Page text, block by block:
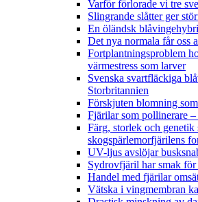
Varför förlorade vi tre
Slingrande slåtter ger
En öländsk
Det nya normala får oss
Fortplantningsproblem
värmestress som larver
Svenska svartfläckiga
Storbritannien
Förskjuten blomning
Fjärilar som pollinerare –
Färg, storlek och genetik
skogspärlemorfjärilens
UV-ljus avslöjar
Sydrovfjäril har smak för
Handel med fjärilar
Vätska i vingmembran